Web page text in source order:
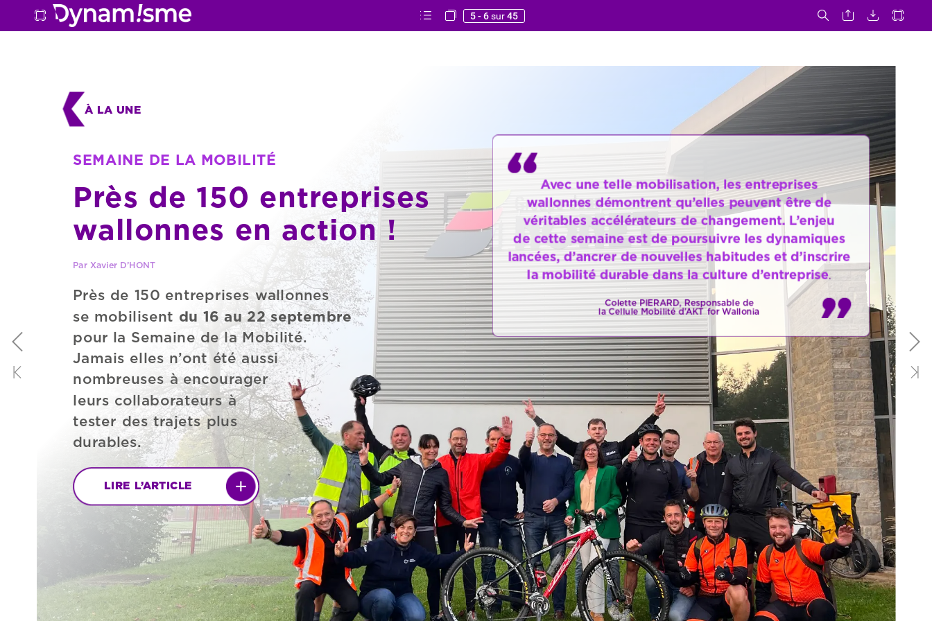
5 - 6sur45
Près de 150 entreprises wallonnes
se mobilisent du 16 au 22 septembre
pour la Semaine de la Mobilité.
Jamais elles n’ont été aussi
nombreuses à encourager
leurs collaborateurs à
tester des trajets plus
durables.
Près de 150 entreprises
wallonnes en action !
SEMAINE DE LA MOBILITÉ
Par Xavier D’HONT
LIRE L’ARTICLE
À LA UNE
Près de 150 entreprises
wallonnes en action !
SEMAINE DE LA MOBILITÉ
Avec une telle mobilisation, les entreprises
wallonnes démontrent qu’elles peuvent être de
véritables accélérateurs de changement. L’enjeu
de cette semaine est de poursuivre les dynamiques
lancées, d’ancrer de nouvelles habitudes et d’inscrire
la mobilité durable dans la culture d’entreprise.
Colette PIERARD, Responsable de
la Cellule Mobilité d’AKT for Wallonia